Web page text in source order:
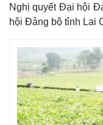
Nghị quyết Đại hội
hội Đảng bộ tỉnh Lai